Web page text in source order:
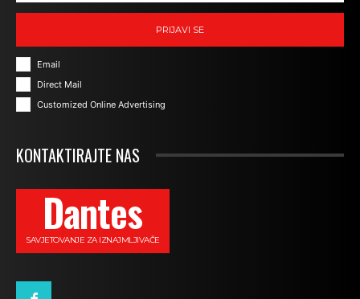
PRIJAVI SE
Email
Direct Mail
Customized Online Advertising
KONTAKTIRAJTE NAS
Dantes
SAVJETOVANJE ZA IZNAJMLJIVAČE